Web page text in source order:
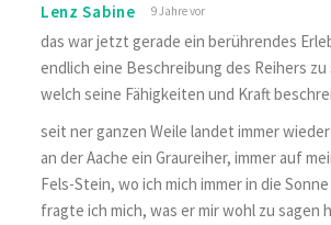
Lenz Sabine 9 Jahre vor
das war jetzt gerade ein berührendes
endlich eine Beschreibung des Reihers
welch seine Fähigkeiten und Kraft
seit ner ganzen Weile landet immer
an der Aache ein Graureiher, immer auf
Fels-Stein, wo ich mich immer in die
fragte ich mich, was er mir wohl zu sagen